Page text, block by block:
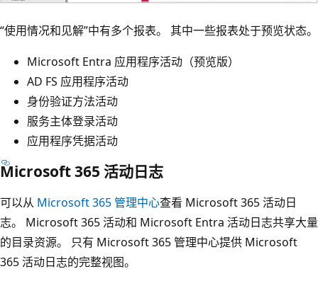
“使用情况和见解”中有多个报表。
其中一些报表处于预览状态。
Microsoft Entra 应用程序活动（预览版）
AD FS 应用程序活动
身份验证方法活动
服务主体登录活动
应用程序凭据活动
Microsoft 365 活动日志
可以从 Microsoft 365 管理中心查看 Microsoft 365 活动日
志。 Microsoft 365 活动和 Microsoft Entra 活动日志共享大量
的目录资源。 只有 Microsoft 365 管理中心提供 Microsoft
365 活动日志的完整视图。